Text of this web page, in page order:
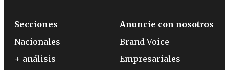
Secciones
Nacionales
+ análisis
Anuncie con nosotros
Brand Voice
Empresariales